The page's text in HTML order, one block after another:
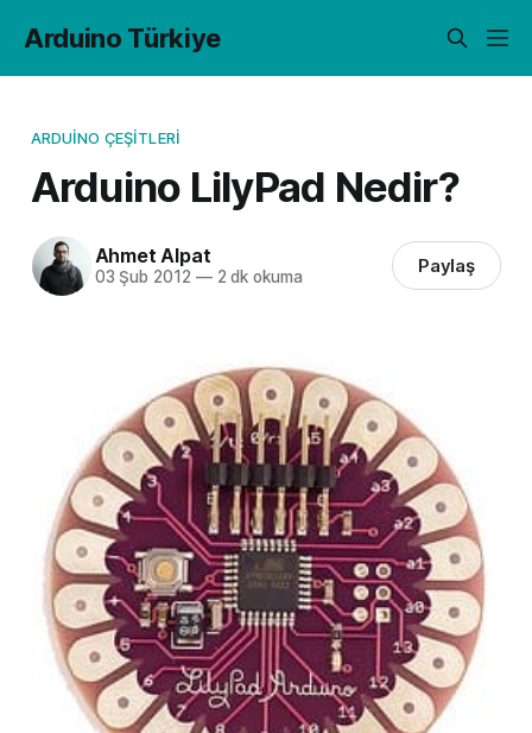
Arduino Türkiye
ARDUINO ÇEŞITLERI
Arduino LilyPad Nedir?
Ahmet Alpat
03 Şub 2012 —2 dk okuma Paylaş